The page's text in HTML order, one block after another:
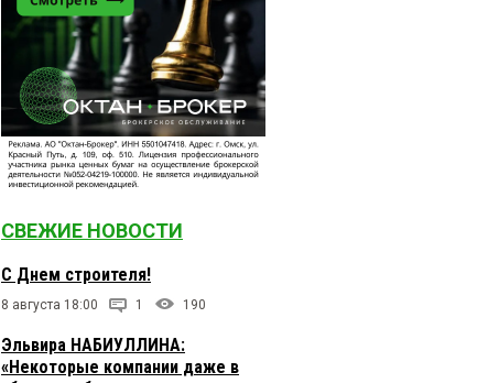
СВЕЖИЕ НОВОСТИ
С Днем строителя!
8 августа 18:00 1 190
Эльвира НАБИУЛЛИНА:
«Некоторые компании даже в